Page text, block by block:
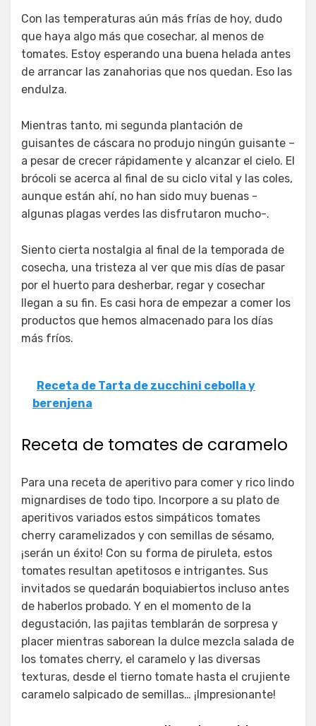
Con las temperaturas aún más frías de hoy, dudo
que haya algo más que cosechar, al menos de
tomates. Estoy esperando una buena helada antes
de arrancar las zanahorias que nos quedan. Eso las
endulza.
Mientras tanto, mi segunda plantación de
guisantes de cáscara no produjo ningún guisante –
a pesar de crecer rápidamente y alcanzar el cielo. El
brócoli se acerca al final de su ciclo vital y las coles,
aunque están ahí, no han sido muy buenas -
algunas plagas verdes las disfrutaron mucho-.
Siento cierta nostalgia al final de la temporada de
cosecha, una tristeza al ver que mis días de pasar
por el huerto para desherbar, regar y cosechar
llegan a su fin. Es casi hora de empezar a comer los
productos que hemos almacenado para los días
más fríos.
Receta de Tarta de zucchini cebolla y
berenjena
Receta de tomates de caramelo
Para una receta de aperitivo para comer y rico lindo
mignardises de todo tipo. Incorpore a su plato de
aperitivos variados estos simpáticos tomates
cherry caramelizados y con semillas de sésamo,
¡serán un éxito! Con su forma de piruleta, estos
tomates resultan apetitosos e intrigantes. Sus
invitados se quedarán boquiabiertos incluso antes
de haberlos probado. Y en el momento de la
degustación, las pajitas temblarán de sorpresa y
placer mientras saborean la dulce mezcla salada de
los tomates cherry, el caramelo y las diversas
texturas, desde el tierno tomate hasta el crujiente
caramelo salpicado de semillas… ¡Impresionante!